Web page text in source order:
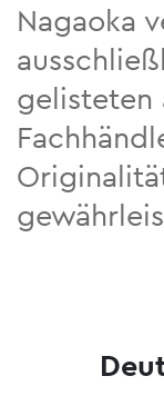
Nagaoka
gelisteten